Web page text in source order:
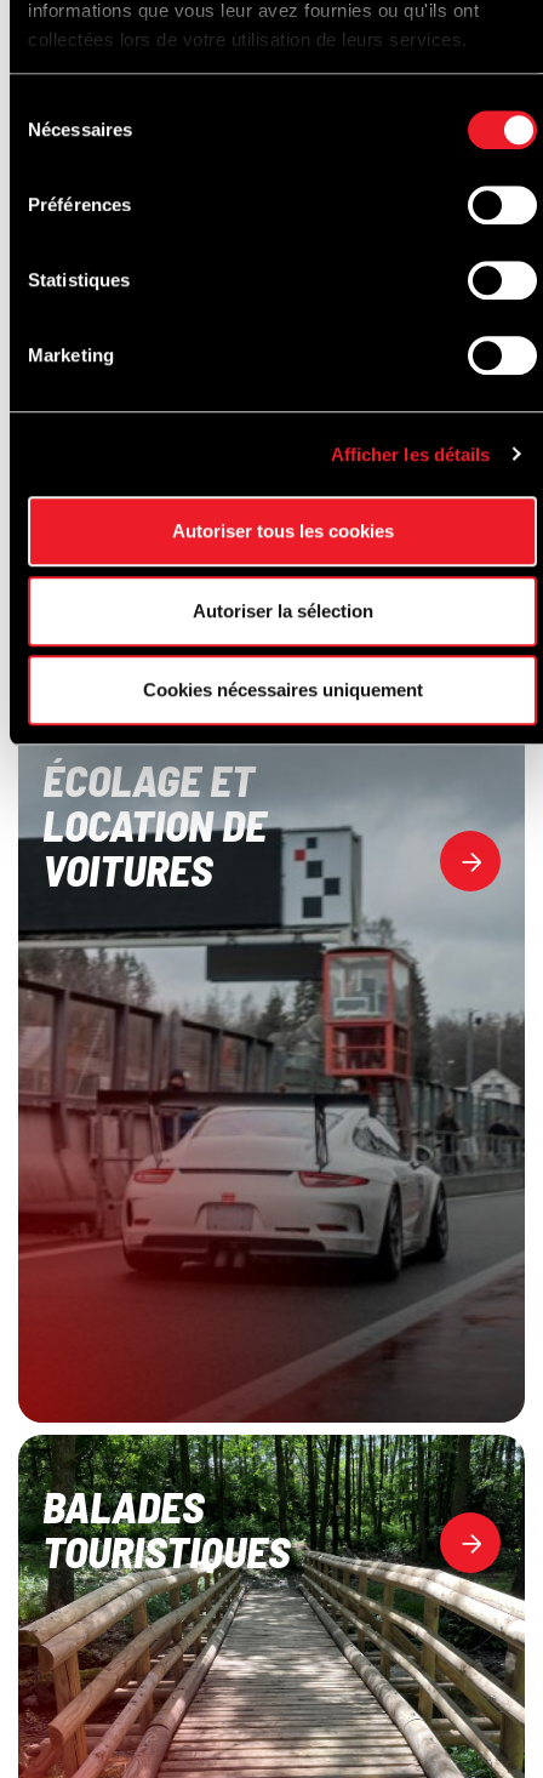
informations que vous leur avez fournies ou qu'ils ont
collectées lors de votre utilisation de leurs services.
Nécessaires
Préférences
Statistiques
Marketing
Afficher les détails
Autoriser tous les cookies
Autoriser la sélection
Cookies nécessaires uniquement
AUSSI...
DE PISTE
ÉCOLAGE ET
LOCATION DE
VOITURES
BALADES
TOURISTIQUES